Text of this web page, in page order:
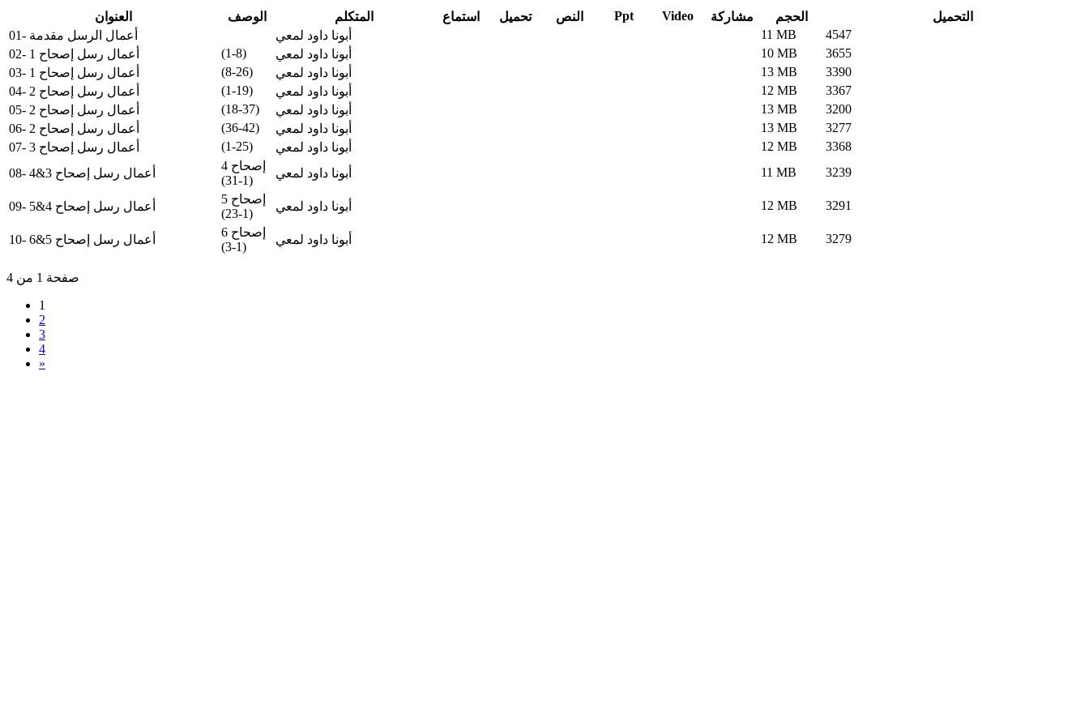
العنوان الوصف المتكلم استماع تحميل النص Ppt Video مشاركة الحجم
التحميل
01- أعمال الرسل مقدمة
أبونا داود لمعي 11 MB
4547
02- أعمال رسل إصحاح 1
(1-8) أبونا داود لمعي 10 MB
3655
03- أعمال رسل إصحاح 1
(8-26) أبونا داود لمعي 13 MB
3390
04- أعمال رسل إصحاح 2
(1-19) أبونا داود لمعي 12 MB
3367
05- أعمال رسل إصحاح 2
(18-37) أبونا داود لمعي 13 MB
3200
06- أعمال رسل إصحاح 2
(36-42) أبونا داود لمعي 13 MB
3277
07- أعمال رسل إصحاح 3
(1-25) أبونا داود لمعي 12 MB
3368
08- أعمال رسل إصحاح 3&4
إصحاح 4
(1-31)
أبونا داود لمعي 11 MB 3239
09- أعمال رسل إصحاح 4&5
إصحاح 5
(1-23)
أبونا داود لمعي 12 MB 3291
10- أعمال رسل إصحاح 5&6
إصحاح 6
(1-3)
أبونا داود لمعي 12 MB 3279
صفحة 1 من 4
1
2
3
4
»